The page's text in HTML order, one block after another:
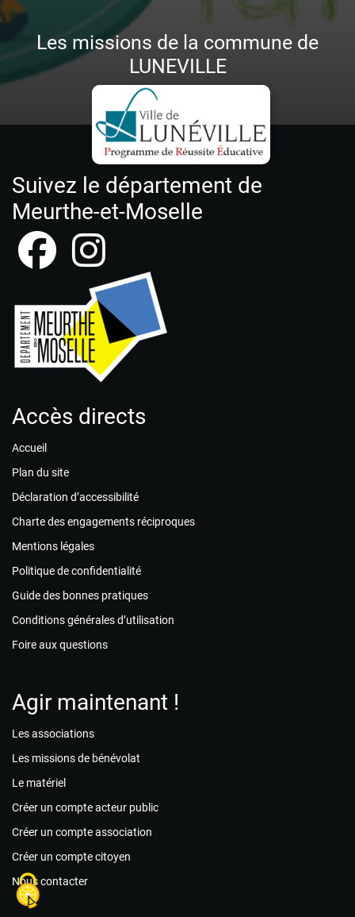
Les missions de la commune de
LUNEVILLE
Suivez le département de
Meurthe-et-Moselle
Accès directs
Accueil
Plan du site
Déclaration d’accessibilité
Charte des engagements réciproques
Mentions légales
Politique de confidentialité
Guide des bonnes pratiques
Conditions générales d’utilisation
Foire aux questions
Agir maintenant !
Les associations
Les missions de bénévolat
Le matériel
Créer un compte acteur public
Créer un compte association
Créer un compte citoyen
Nous contacter